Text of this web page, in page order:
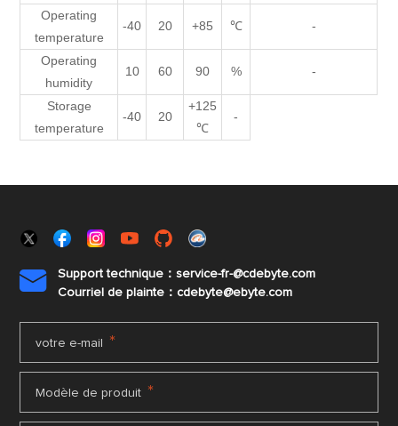
Operating
temperature
-40 20 +85 ℃ -
Operating
humidity
10 60 90 % -
Storage
temperature
-40 20
+125
℃
-

Support technique：service-fr-@cdebyte.com
Courriel de plainte：cdebyte@ebyte.com
votre e-mail *
Modèle de produit *